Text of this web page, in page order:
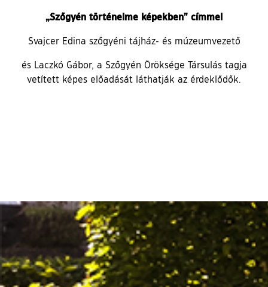
„Szőgyén történelme képekben” címmel
Svajcer Edina szőgyéni tájház- és múzeumvezető
és Laczkó Gábor, a Szőgyén Öröksége Társulás tagja
vetített képes előadását láthatják az érdeklődők.